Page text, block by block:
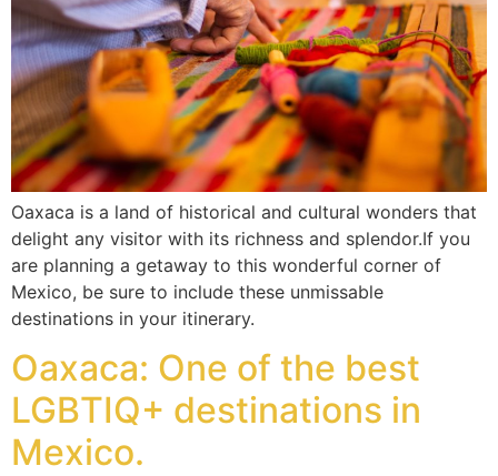
Oaxaca is a land of historical and cultural wonders that
delight any visitor with its richness and splendor.If you
are planning a getaway to this wonderful corner of
Mexico, be sure to include these unmissable
destinations in your itinerary.
Oaxaca: One of the best
LGBTIQ+ destinations in
Mexico.